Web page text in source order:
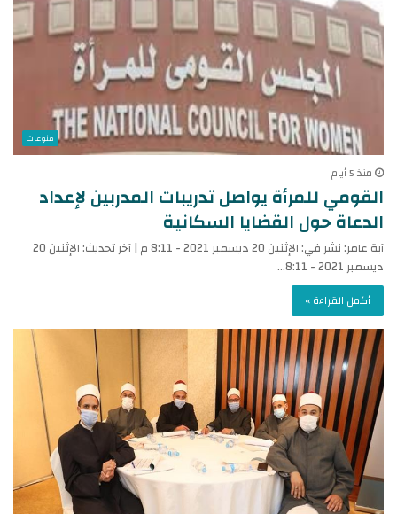
منوعات
منذ 5 أيام
القومي للمرأة يواصل تدريبات المدربين لإعداد
الدعاة حول القضايا السكانية
آية عامر: نشر في: الإثنين 20 ديسمبر 2021 - 8:11 م | آخر تحديث: الإثنين 20
ديسمبر 2021 - 8:11…
أكمل القراءة »